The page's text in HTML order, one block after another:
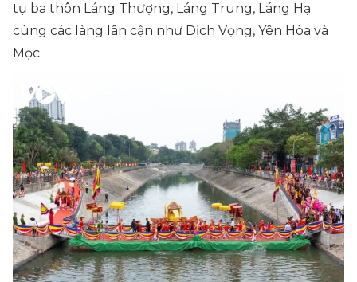
tụ ba thôn Láng Thượng, Láng Trung, Láng Hạ
cùng các làng lân cận như Dịch Vọng, Yên Hòa và
Mọc.